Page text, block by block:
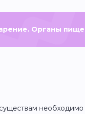
Органы
необходимо